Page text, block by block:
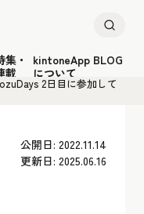
集・
載
kintoneApp BLOG
について
2日目に参加して
公開日: 2022.11.14
更新日: 2025.06.16